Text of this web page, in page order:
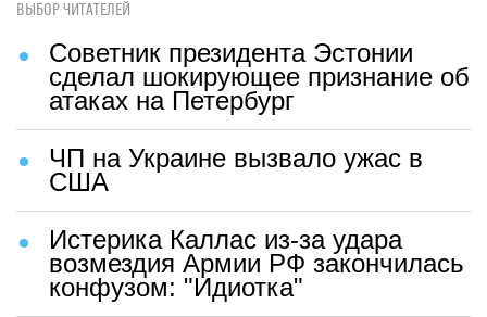
ВЫБОР ЧИТАТЕЛЕЙ
Советник президента Эстонии
сделал шокирующее признание об
атаках на Петербург
ЧП на Украине вызвало ужас в
США
Истерика Каллас из-за удара
возмездия Армии РФ закончилась
конфузом: "Идиотка"